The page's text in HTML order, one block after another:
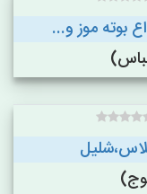
بوته موز و...